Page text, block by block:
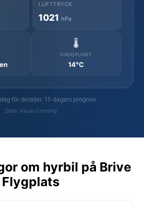
LUFTTRYCK
1021 hPa
🌡️
DAGGPUNKT
14°C
för detaljer. 15 dagars prognos.
Data: Visual Crossing
om hyrbil på Brive
Flygplats